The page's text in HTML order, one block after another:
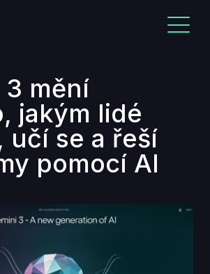
3 mění
jakým lidé
učí se a řeší
pomocí AI